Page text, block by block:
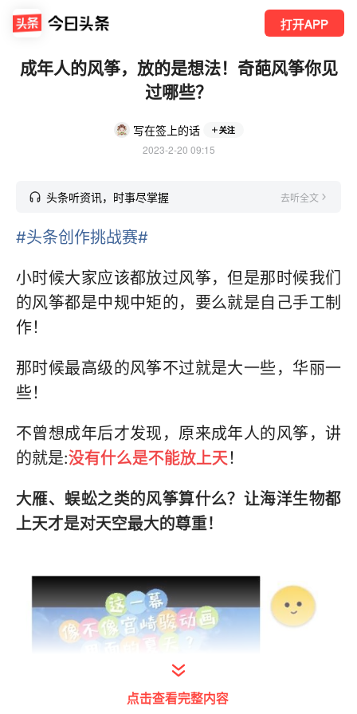
打开APP
成年人的风筝，放的是想法！奇葩风筝你见
过哪些？
写在签上的话 关注
2023-2-20 09:15
头条听资讯，时事尽掌握 去听全文
#头条创作挑战赛#
小时候大家应该都放过风筝，但是那时候我们
的风筝都是中规中矩的，要么就是自己手工制
作！
那时候最高级的风筝不过就是大一些，华丽一
些！
不曾想成年后才发现，原来成年人的风筝，讲
的就是:没有什么是不能放上天！
大雁、蜈蚣之类的风筝算什么？让海洋生物都
上天才是对天空最大的尊重！
点击查看完整内容